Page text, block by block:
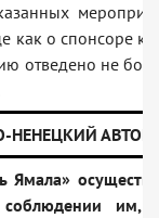
о спонсоре
отведено не
НЕНЕЦКИЙ
Ямала»
им,